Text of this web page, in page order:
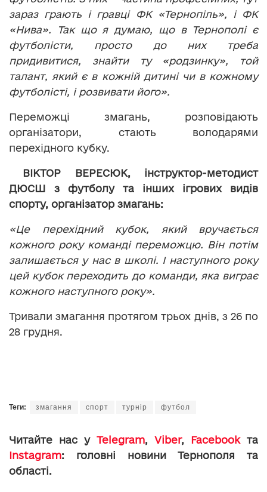
зараз грають і гравці ФК «Тернопіль», і ФК
«Нива». Так що я думаю, що в Тернополі є
футболісти, просто до них треба
придивитися, знайти ту «родзинку», той
талант, який є в кожній дитині чи в кожному
футболісті, і розвивати його».
Переможці змагань, розповідають
організатори, стають володарями
перехідного кубку.
ВІКТОР ВЕРЕСЮК, інструктор-методист
ДЮСШ з футболу та інших ігрових видів
спорту, організатор змагань:
«Це перехідний кубок, який вручається
кожного року команді переможцю. Він потім
залишається у нас в школі. І наступного року
цей кубок переходить до команди, яка виграє
кожного наступного року».
Тривали змагання протягом трьох днів, з 26 по
28 грудня.
Теги: змагання спорт турнір футбол
Читайте нас у Telegram, Viber, Facebookта
Instagram: головні новини Тернополя та
області.